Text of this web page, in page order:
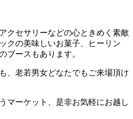
クセサリーなどの心ときめく素敵
クの美味しいお菓子、ヒーリン
ブースもあります。
、老若男女どなたでもご来場頂け
マーケット、是非お気軽にお越し